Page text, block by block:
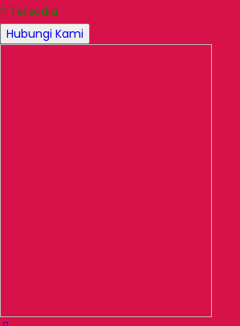
Tersedia
Hubungi Kami